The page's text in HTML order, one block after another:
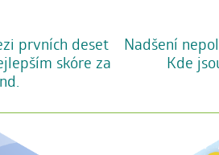
prvních deset
skóre za
Nadšení
Kde